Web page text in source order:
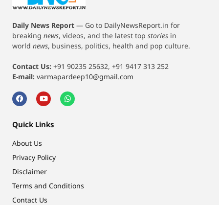
Daily News Report — Go to DailyNewsReport.in for
breaking news, videos, and the latest top stories in
world news, business, politics, health and pop culture.
Contact Us: +91 90235 25632, +91 9417 313 252
E-mail: varmapardeep10@gmail.com
Quick Links
About Us
Privacy Policy
Disclaimer
Terms and Conditions
Contact Us